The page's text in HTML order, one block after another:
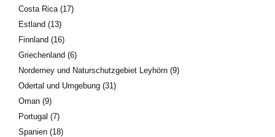
Costa Rica (17)
Estland (13)
Finnland (16)
Griechenland (6)
Norderney und Naturschutzgebiet Leyhörn (9)
Odertal und Umgebung (31)
Oman (9)
Portugal (7)
Spanien (18)